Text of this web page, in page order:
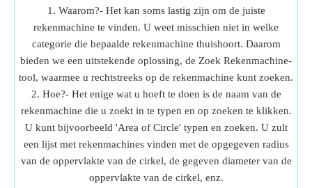
1. Waarom?- Het kan soms lastig zijn om de juiste
rekenmachine te vinden. U weet misschien niet in welke
categorie die bepaalde rekenmachine thuishoort. Daarom
bieden we een uitstekende oplossing, de Zoek Rekenmachine-
tool, waarmee u rechtstreeks op de rekenmachine kunt zoeken.
2. Hoe?- Het enige wat u hoeft te doen is de naam van de
rekenmachine die u zoekt in te typen en op zoeken te klikken.
U kunt bijvoorbeeld 'Area of Circle' typen en zoeken. U zult
een lijst met rekenmachines vinden met de opgegeven radius
van de oppervlakte van de cirkel, de gegeven diameter van de
oppervlakte van de cirkel, enz.